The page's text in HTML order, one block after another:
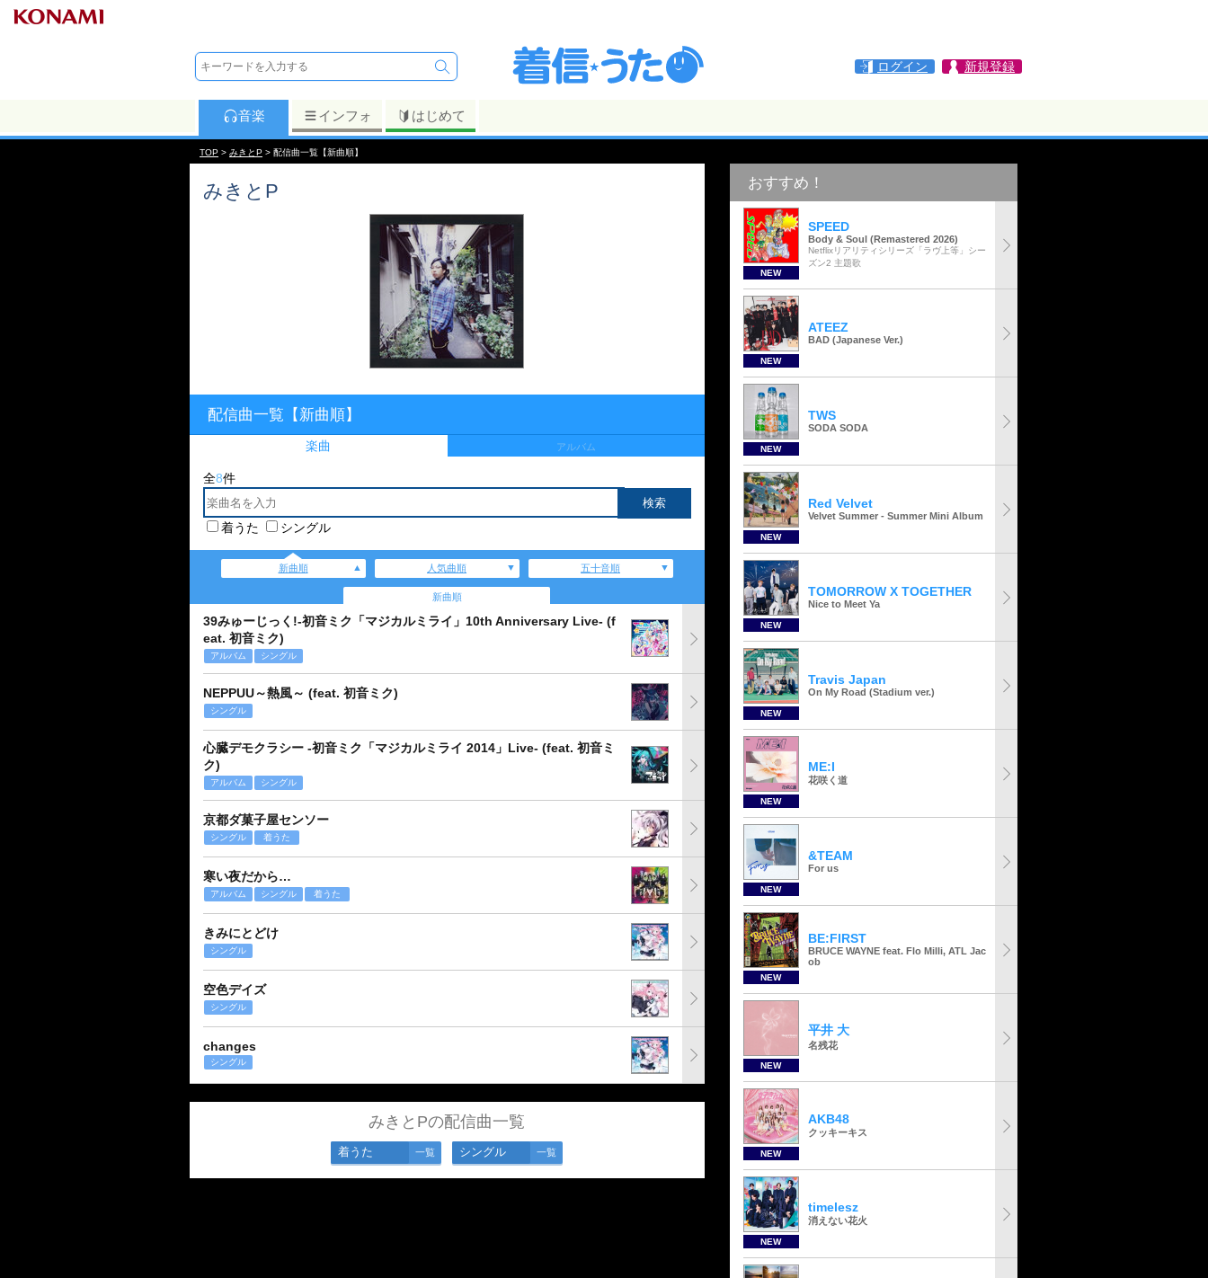
ログイン 新規登録
音楽 インフォ はじめて
TOP > みきとP > 配信曲一覧【新曲順】
みきとP
配信曲一覧【新曲順】
楽曲 アルバム
全8件
着うた シングル
新曲順 人気曲順 五十音順
新曲順
39みゅーじっく!-初音ミク「マジカルミライ」10th Anniversary Live- (f
eat. 初音ミク)
アルバム シングル
NEPPUU～熱風～ (feat. 初音ミク)
シングル
心臓デモクラシー -初音ミク「マジカルミライ 2014」Live- (feat. 初音ミ
ク)
アルバム シングル
京都ダ菓子屋センソー
シングル 着うた
寒い夜だから…
アルバム シングル 着うた
きみにとどけ
シングル
空色デイズ
シングル
changes
シングル
みきとPの配信曲一覧
着うた 一覧 シングル 一覧
おすすめ！
NEW
SPEED
Body & Soul (Remastered 2026)
Netflixリアリティシリーズ「ラヴ上等」シー
ズン2 主題歌
NEW
ATEEZ
BAD (Japanese Ver.)
NEW
TWS
SODA SODA
NEW
Red Velvet
Velvet Summer - Summer Mini Album
NEW
TOMORROW X TOGETHER
Nice to Meet Ya
NEW
Travis Japan
On My Road (Stadium ver.)
NEW
ME:I
花咲く道
NEW
&TEAM
For us
NEW
BE:FIRST
BRUCE WAYNE feat. Flo Milli, ATL Jac
ob
NEW
平井 大
名残花
NEW
AKB48
クッキーキス
NEW
timelesz
消えない花火